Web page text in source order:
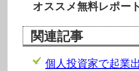
オススメ無料レポート
関連記事
個人投資家で起業